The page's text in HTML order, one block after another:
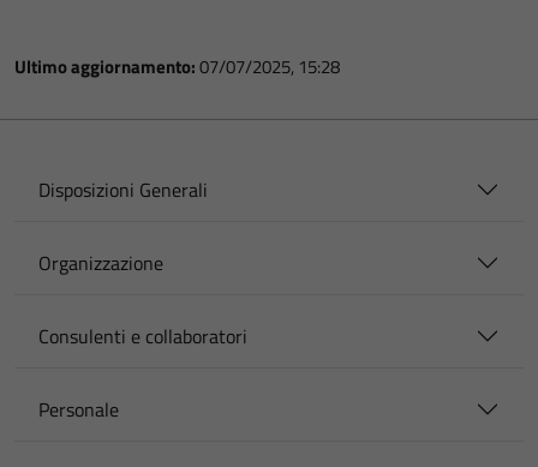
Ultimo aggiornamento:07/07/2025, 15:28
Disposizioni Generali
Organizzazione
Consulenti e collaboratori
Personale